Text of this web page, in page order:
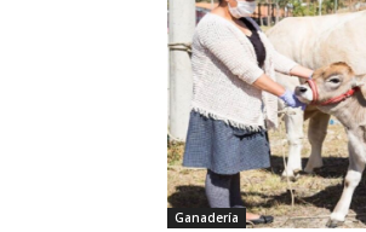
Ganadería